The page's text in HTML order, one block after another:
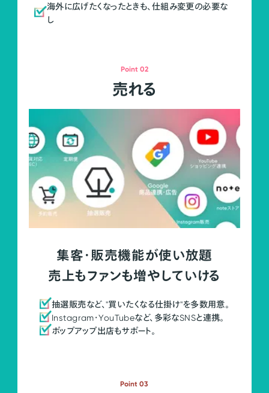
海外に広げたくなったときも、仕組み変更の必要な
し
Point 02
売れる
集客・販売機能が使い放題
売上もファンも増やしていける
抽選販売など、"買いたくなる仕掛け"を多数用意。
Instagram・YouTubeなど、多彩なSNSと連携。
ポップアップ出店もサポート。
Point 03